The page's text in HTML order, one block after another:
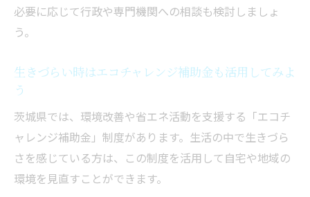
必要に応じて行政や専門機関への相談も検討しましょ
う。
生きづらい時はエコチャレンジ補助金も活用してみよ
う
茨城県では、環境改善や省エネ活動を支援する「エコチ
ャレンジ補助金」制度があります。生活の中で生きづら
さを感じている方は、この制度を活用して自宅や地域の
環境を見直すことができます。